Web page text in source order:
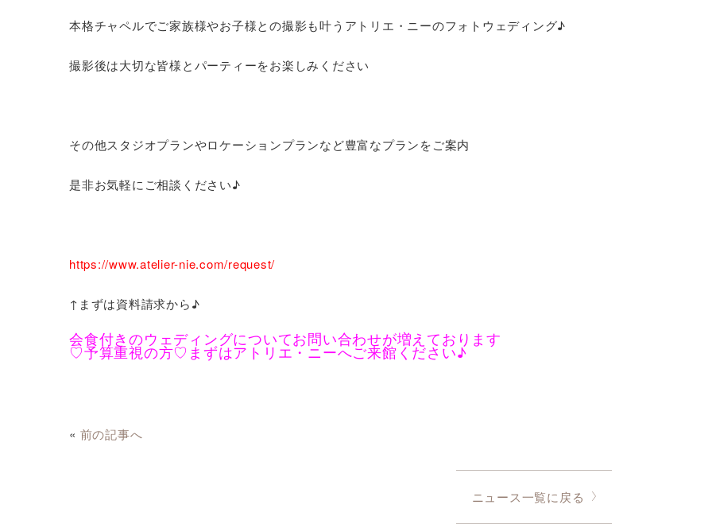
本格チャペルでご家族様やお子様との撮影も叶うアトリエ・ニーのフォトウェディング♪
撮影後は大切な皆様とパーティーをお楽しみください
その他スタジオプランやロケーションプランなど豊富なプランをご案内
是非お気軽にご相談ください♪
https://www.atelier-nie.com/request/
↑まずは資料請求から♪
会食付きのウェディングについてお問い合わせが増えております
♡予算重視の方♡まずはアトリエ・ニーへご来館ください♪
« 前の記事へ
ニュース一覧に戻る